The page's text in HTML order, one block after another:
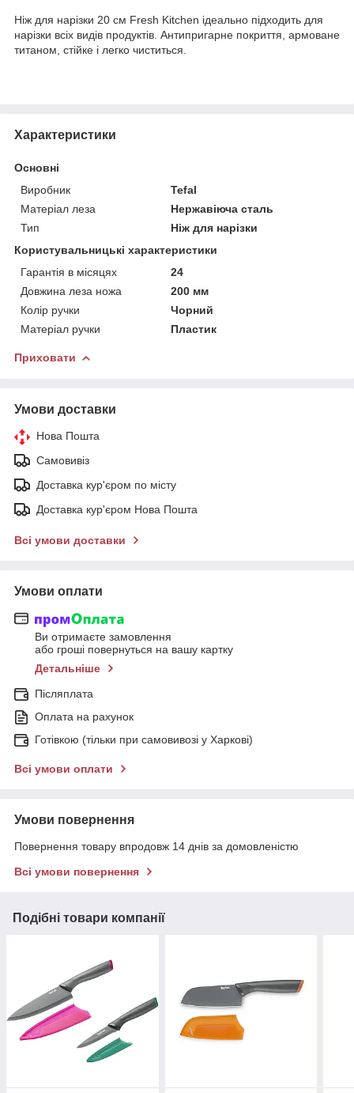
Ніж для нарізки 20 см Fresh Kitchen ідеально підходить для
нарізки всіх видів продуктів. Антипригарне покриття, армоване
титаном, стійке і легко чиститься.
Характеристики
Основні
Виробник
Tefal
Матеріал леза
Нержавіюча сталь
Тип
Ніж для нарізки
Користувальницькі характеристики
Гарантія в місяцях
24
Довжина леза ножа
200 мм
Колір ручки
Чорний
Матеріал ручки
Пластик
Приховати
Умови доставки
Нова Пошта
Самовивіз
Доставка кур'єром по місту
Доставка кур'єром Нова Пошта
Всі умови доставки
Умови оплати
Ви отримаєте замовлення
або гроші повернуться на вашу картку
Детальніше
Післяплата
Оплата на рахунок
Готівкою (тільки при самовивозі у Харкові)
Всі умови оплати
Умови повернення
Повернення товару впродовж 14 днів за домовленістю
Всі умови повернення
Подібні товари компанії